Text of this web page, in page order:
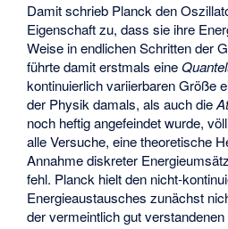
Damit schrieb Planck den
Eigenschaft zu, dass sie ihre
Weise in endlichen Schritten der
führte damit erstmals eine
kontinuierlich variierbaren Größe
der Physik damals, als auch die
noch heftig angefeindet wurde,
alle Versuche, eine theoretische
Annahme diskreter
fehl. Planck hielt den nicht-
Energieaustausches zunächst
der vermeintlich gut